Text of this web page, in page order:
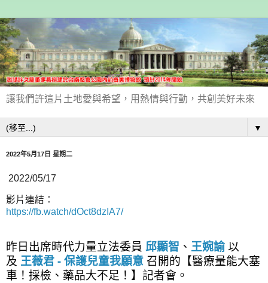
讓我們許這片土地愛與希望，用熱情與行動，共創美好未來
▼
2022年5月17日 星期二
2022/05/17
影片連結：
https://fb.watch/dOct8dzIA7/
昨日出席時代力量立法委員 邱顯智 、 王婉諭 以
及 王薇君 - 保護兒童我願意 召開的【醫療量能大塞
車！採檢、藥品大不足！】記者會。